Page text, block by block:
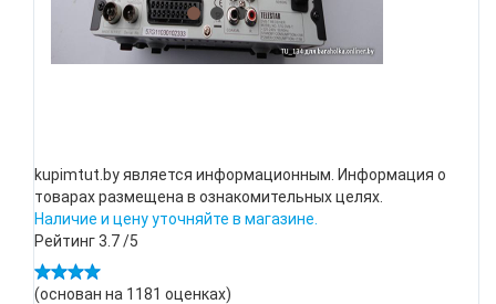
kupimtut.by является информационным. Информация о
товарах размещена в ознакомительных целях.
Наличие и цену уточняйте в магазине.
Рейтинг3.7/5
(основан на 1181 оценках)